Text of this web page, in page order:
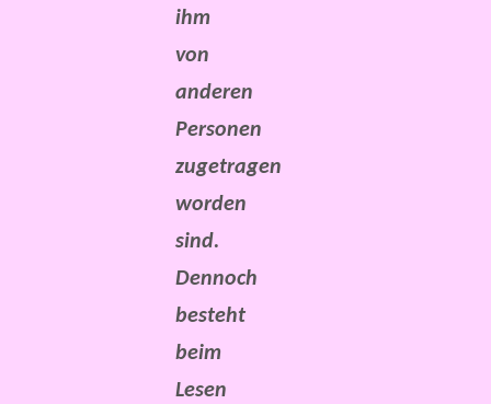
ihm
von
anderen
Personen
zugetragen
worden
sind.
Dennoch
besteht
beim
Lesen